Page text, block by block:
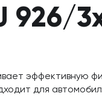
926/
эффективную
для